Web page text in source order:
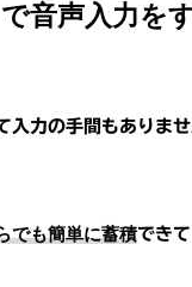
音声入力をす
力の手間もありませ
でも簡単に蓄積でき